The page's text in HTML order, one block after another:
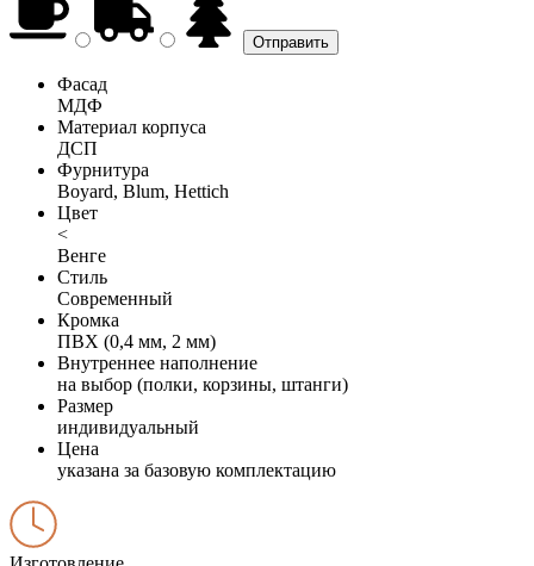
Фасад
МДФ
Материал корпуса
ДСП
Фурнитура
Boyard, Blum, Hettich
Цвет
<
Венге
Стиль
Современный
Кромка
ПВХ (0,4 мм, 2 мм)
Внутреннее наполнение
на выбор (полки, корзины, штанги)
Размер
индивидуальный
Цена
указана за базовую комплектацию